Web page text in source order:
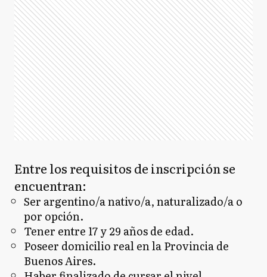
Entre los requisitos de inscripción se
encuentran:
Ser argentino/a nativo/a, naturalizado/a o
por opción.
Tener entre 17 y 29 años de edad.
Poseer domicilio real en la Provincia de
Buenos Aires.